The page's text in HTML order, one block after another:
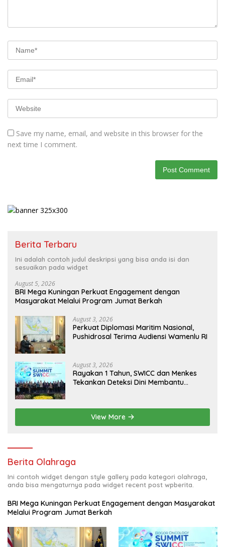
Save my name, email, and website in this browser for the
next time I comment.
Berita Terbaru
Ini adalah contoh judul deskripsi yang bisa anda isi dan
sesuaikan pada widget
August 5, 2026
BRI Mega Kuningan Perkuat Engagement dengan
Masyarakat Melalui Program Jumat Berkah
August 3, 2026
Perkuat Diplomasi Maritim Nasional,
Pushidrosal Terima Audiensi Wamenlu RI
August 3, 2026
Rayakan 1 Tahun, SWICC dan Menkes
Tekankan Deteksi Dini Membantu
View More
Berita Olahraga
Ini contoh widget dengan style gallery pada kategori olahraga,
anda bisa mengaturnya pada widget recent post wpberita.
BRI Mega Kuningan Perkuat Engagement dengan Masyarakat
Melalui Program Jumat Berkah